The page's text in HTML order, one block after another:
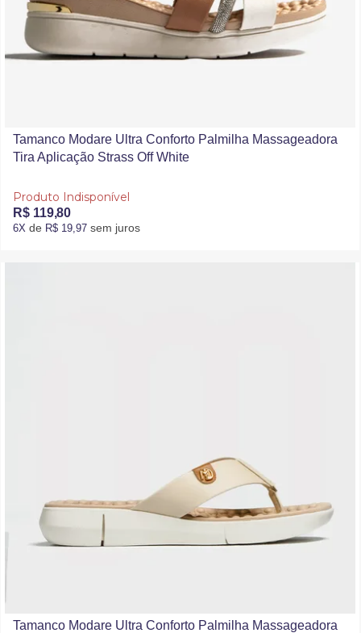
Tamanco Modare Ultra Conforto Palmilha Massageadora
Tira Aplicação Strass Off White
Produto Indisponível
R$ 119,80
6X de R$ 19,97 sem juros
Tamanco Modare Ultra Conforto Palmilha Massageadora